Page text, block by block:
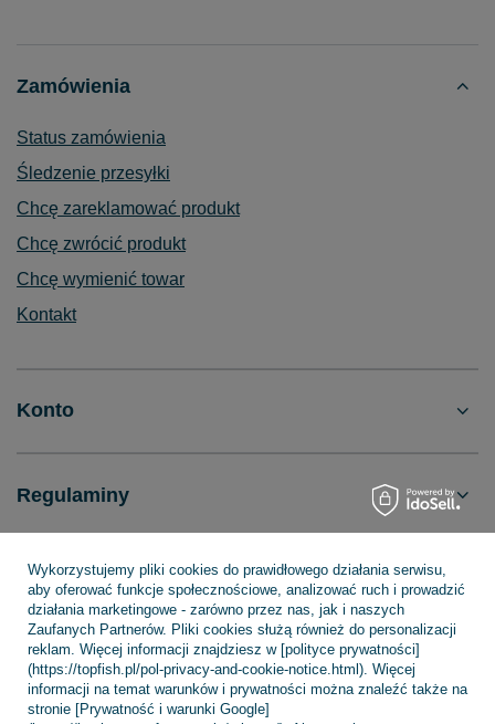
Zamówienia
Status zamówienia
Śledzenie przesyłki
Chcę zareklamować produkt
Chcę zwrócić produkt
Chcę wymienić towar
Kontakt
Konto
Regulaminy
INFORMACJE
POMOC
Wykorzystujemy pliki cookies do prawidłowego działania serwisu,
aby oferować funkcje społecznościowe, analizować ruch i prowadzić
działania marketingowe - zarówno przez nas, jak i naszych
Zaufanych Partnerów. Pliki cookies służą również do personalizacji
reklam. Więcej informacji znajdziesz w [polityce prywatności]
(https://topfish.pl/pol-privacy-and-cookie-notice.html). Więcej
informacji na temat warunków i prywatności można znaleźć także na
stronie [Prywatność i warunki Google]